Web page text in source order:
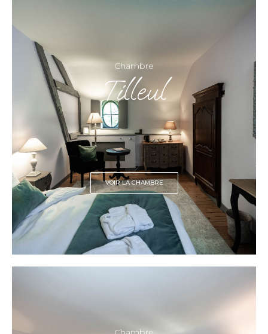
Chambre
Tilleul
VOIR LA CHAMBRE